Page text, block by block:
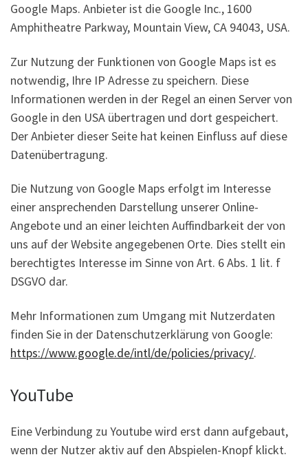
Google Maps. Anbieter ist die Google Inc., 1600
Amphitheatre Parkway, Mountain View, CA 94043, USA.
Zur Nutzung der Funktionen von Google Maps ist es
notwendig, Ihre IP Adresse zu speichern. Diese
Informationen werden in der Regel an einen Server von
Google in den USA übertragen und dort gespeichert.
Der Anbieter dieser Seite hat keinen Einfluss auf diese
Datenübertragung.
Die Nutzung von Google Maps erfolgt im Interesse
einer ansprechenden Darstellung unserer Online-
Angebote und an einer leichten Auffindbarkeit der von
uns auf der Website angegebenen Orte. Dies stellt ein
berechtigtes Interesse im Sinne von Art. 6 Abs. 1 lit. f
DSGVO dar.
Mehr Informationen zum Umgang mit Nutzerdaten
finden Sie in der Datenschutzerklärung von Google:
https://www.google.de/intl/de/policies/privacy/.
YouTube
Eine Verbindung zu Youtube wird erst dann aufgebaut,
wenn der Nutzer aktiv auf den Abspielen-Knopf klickt.